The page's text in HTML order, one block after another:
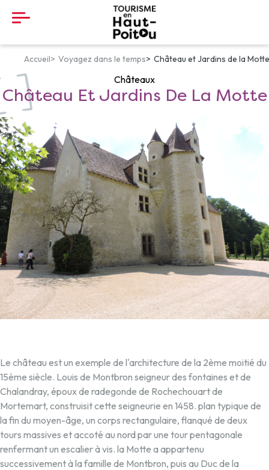
Panneau de gestion des cookies
Accueil Voyagez dans le temps Château et Jardins de la Motte
Châteaux
Château Et Jardins De La Motte
Le château est un exemple de l'architecture de la 2ème moitié du
15ème siècle. Louis de Montbron seigneur des fontaines et de
Chalandray, époux de radegonde de Rochechouart de
Mortemart, construisit cette seigneurie en 1458. plan typique de
la fin du moyen-âge, un corps rectangulaire, flanqué de deux
tours massives et accoté au nord par une tour pentagonale
renfermant un escalier à vis. la Motte a appartenu
successivement à la famille de Montbron, puis au Duc de la